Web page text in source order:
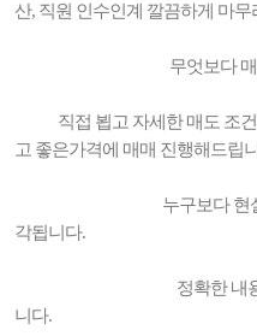
산, 직원 인수인계 깔끔하게 마
무엇보다 매도기간과
직접 뵙고 자세한 매도 조건
고 좋은가격에 매매 진행해드립
누구보다 현실적인 도
각됩니다.
정확한 내용으로만
니다.